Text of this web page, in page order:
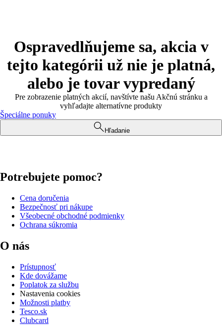
Ospravedlňujeme sa, akcia v
tejto kategórii už nie je platná,
alebo je tovar vypredaný
Pre zobrazenie platných akcií, navštívte našu Akčnú stránku a
vyhľadajte alternatívne produkty
Špeciálne ponuky
Hľadanie
Potrebujete pomoc?
Cena doručenia
Bezpečnosť pri nákupe
Všeobecné obchodné podmienky
Ochrana súkromia
O nás
Prístupnosť
Kde dovážame
Poplatok za službu
Nastavenia cookies
Možnosti platby
Tesco.sk
Clubcard